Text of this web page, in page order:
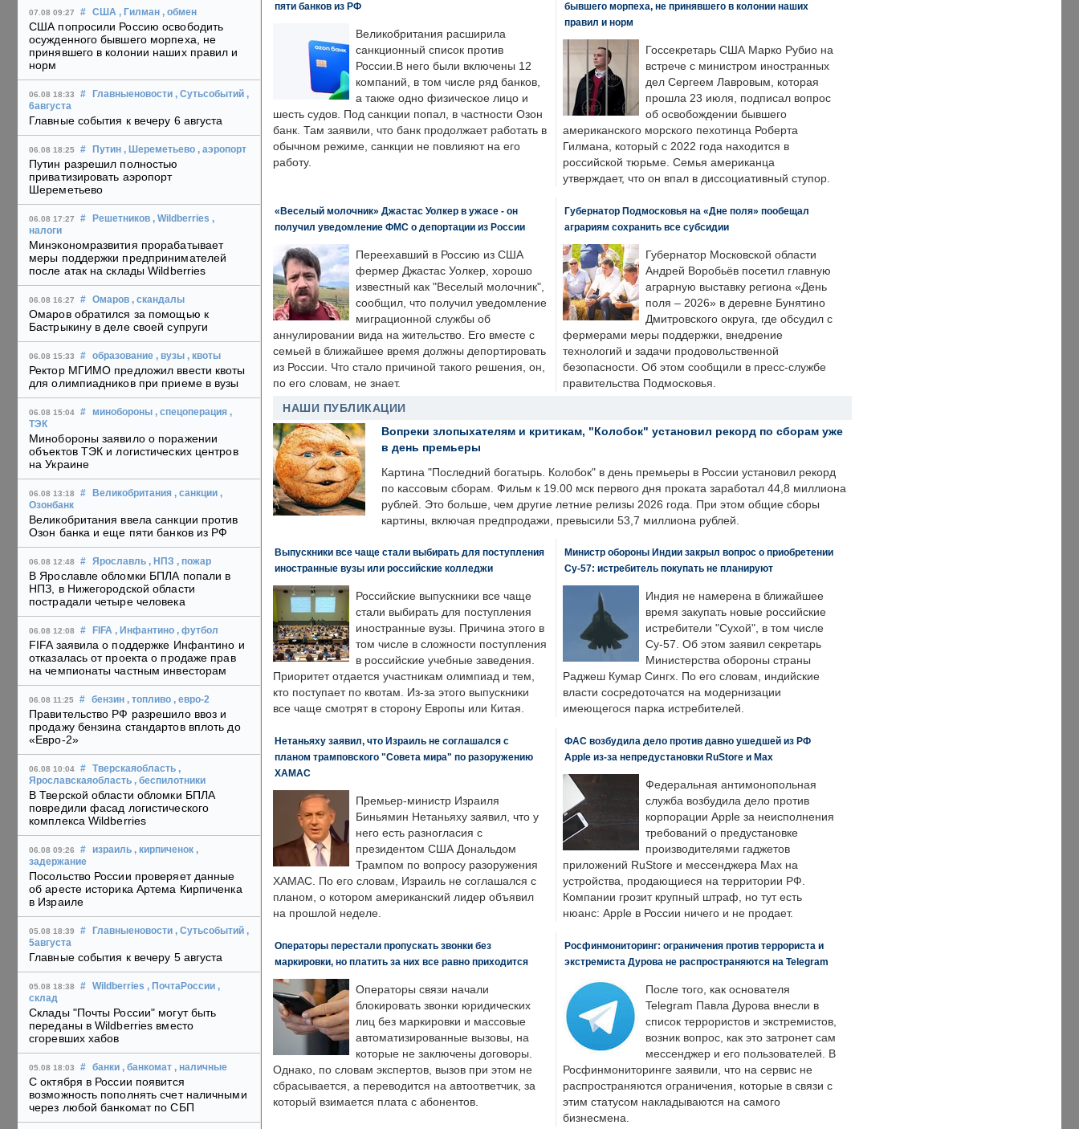
07.08 09:27 # США , Гилман , обмен
США попросили Россию освободить
осужденного бывшего морпеха, не
принявшего в колонии наших правил и
норм
06.08 18:33 # Главныеновости , Сутьсобытий ,
6августа
Главные события к вечеру 6 августа
06.08 18:25 # Путин , Шереметьево , аэропорт
Путин разрешил полностью
приватизировать аэропорт
Шереметьево
06.08 17:27 # Решетников , Wildberries ,
налоги
Минэкономразвития прорабатывает
меры поддержки предпринимателей
после атак на склады Wildberries
06.08 16:27 # Омаров , скандалы
Омаров обратился за помощью к
Бастрыкину в деле своей супруги
06.08 15:33 # образование , вузы , квоты
Ректор МГИМО предложил ввести квоты
для олимпиадников при приеме в вузы
06.08 15:04 # минобороны , спецоперация ,
ТЭК
Минобороны заявило о поражении
объектов ТЭК и логистических центров
на Украине
06.08 13:18 # Великобритания , санкции ,
Озонбанк
Великобритания ввела санкции против
Озон банка и еще пяти банков из РФ
06.08 12:48 # Ярославль , НПЗ , пожар
В Ярославле обломки БПЛА попали в
НПЗ, в Нижегородской области
пострадали четыре человека
06.08 12:08 # FIFA , Инфантино , футбол
FIFA заявила о поддержке Инфантино и
отказалась от проекта о продаже прав
на чемпионаты частным инвесторам
06.08 11:25 # бензин , топливо , евро-2
Правительство РФ разрешило ввоз и
продажу бензина стандартов вплоть до
«Евро-2»
06.08 10:04 # Тверскаяобласть ,
Ярославскаяобласть , беспилотники
В Тверской области обломки БПЛА
повредили фасад логистического
комплекса Wildberries
06.08 09:26 # израиль , кирпиченок ,
задержание
Посольство России проверяет данные
об аресте историка Артема Кирпиченка
в Израиле
05.08 18:39 # Главныеновости , Сутьсобытий ,
5августа
Главные события к вечеру 5 августа
05.08 18:38 # Wildberries , ПочтаРоссии ,
склад
Склады "Почты России" могут быть
переданы в Wildberries вместо
сгоревших хабов
05.08 18:03 # банки , банкомат , наличные
С октября в России появится
возможность пополнять счет наличными
через любой банкомат по СБП
пяти банков из РФ
Великобритания расширила
санкционный список против
России.В него были включены 12
компаний, в том числе ряд банков,
а также одно физическое лицо и
шесть судов. Под санкции попал, в частности Озон
банк. Там заявили, что банк продолжает работать в
обычном режиме, санкции не повлияют на его
работу.
бывшего морпеха, не принявшего в колонии наших
правил и норм
Госсекретарь США Марко Рубио на
встрече с министром иностранных
дел Сергеем Лавровым, которая
прошла 23 июля, подписал вопрос
об освобождении бывшего
американского морского пехотинца Роберта
Гилмана, который с 2022 года находится в
российской тюрьме. Семья американца
утверждает, что он впал в диссоциативный ступор.
«Веселый молочник» Джастас Уолкер в ужасе - он
получил уведомление ФМС о депортации из России
Переехавший в Россию из США
фермер Джастас Уолкер, хорошо
известный как "Веселый молочник",
сообщил, что получил уведомление
миграционной службы об
аннулировании вида на жительство. Его вместе с
семьей в ближайшее время должны депортировать
из России. Что стало причиной такого решения, он,
по его словам, не знает.
Губернатор Подмосковья на «Дне поля» пообещал
аграриям сохранить все субсидии
Губернатор Московской области
Андрей Воробьёв посетил главную
аграрную выставку региона «День
поля – 2026» в деревне Бунятино
Дмитровского округа, где обсудил с
фермерами меры поддержки, внедрение
технологий и задачи продовольственной
безопасности. Об этом сообщили в пресс-службе
правительства Подмосковья.
НАШИ ПУБЛИКАЦИИ
Вопреки злопыхателям и критикам, "Колобок" установил рекорд по сборам уже
в день премьеры
Картина "Последний богатырь. Колобок" в день премьеры в России установил рекорд
по кассовым сборам. Фильм к 19.00 мск первого дня проката заработал 44,8 миллиона
рублей. Это больше, чем другие летние релизы 2026 года. При этом общие сборы
картины, включая предпродажи, превысили 53,7 миллиона рублей.
Выпускники все чаще стали выбирать для поступления
иностранные вузы или российские колледжи
Российские выпускники все чаще
стали выбирать для поступления
иностранные вузы. Причина этого в
том числе в сложности поступления
в российские учебные заведения.
Приоритет отдается участникам олимпиад и тем,
кто поступает по квотам. Из-за этого выпускники
все чаще смотрят в сторону Европы или Китая.
Министр обороны Индии закрыл вопрос о приобретении
Су-57: истребитель покупать не планируют
Индия не намерена в ближайшее
время закупать новые российские
истребители "Сухой", в том числе
Су-57. Об этом заявил секретарь
Министерства обороны страны
Раджеш Кумар Сингх. По его словам, индийские
власти сосредоточатся на модернизации
имеющегося парка истребителей.
Нетаньяху заявил, что Израиль не соглашался с
планом трамповского "Совета мира" по разоружению
ХАМАС
Премьер-министр Израиля
Биньямин Нетаньяху заявил, что у
него есть разногласия с
президентом США Дональдом
Трампом по вопросу разоружения
ХАМАС. По его словам, Израиль не соглашался с
планом, о котором американский лидер объявил
на прошлой неделе.
ФАС возбудила дело против давно ушедшей из РФ
Apple из-за непредустановки RuStore и Max
Федеральная антимонопольная
служба возбудила дело против
корпорации Apple за неисполнения
требований о предустановке
производителями гаджетов
приложений RuStore и мессенджера Max на
устройства, продающиеся на территории РФ.
Компании грозит крупный штраф, но тут есть
нюанс: Apple в России ничего и не продает.
Операторы перестали пропускать звонки без
маркировки, но платить за них все равно приходится
Операторы связи начали
блокировать звонки юридических
лиц без маркировки и массовые
автоматизированные вызовы, на
которые не заключены договоры.
Однако, по словам экспертов, вызов при этом не
сбрасывается, а переводится на автоответчик, за
который взимается плата с абонентов.
Росфинмониторинг: ограничения против террориста и
экстремиста Дурова не распространяются на Telegram
После того, как основателя
Telegram Павла Дурова внесли в
список террористов и экстремистов,
возник вопрос, как это затронет сам
мессенджер и его пользователей. В
Росфинмониторинге заявили, что на сервис не
распространяются ограничения, которые в связи с
этим статусом накладываются на самого
бизнесмена.